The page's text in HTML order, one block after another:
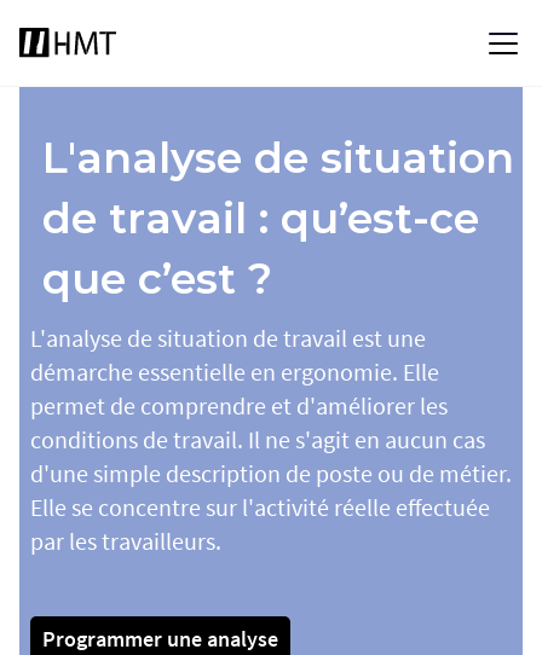
L'analyse de situation
de travail : qu’est-ce
que c’est ?
L'analyse de situation de travail est une
démarche essentielle en ergonomie. Elle
permet de comprendre et d'améliorer les
conditions de travail. Il ne s'agit en aucun cas
d'une simple description de poste ou de métier.
Elle se concentre sur l'activité réelle effectuée
par les travailleurs.
Programmer une analyse